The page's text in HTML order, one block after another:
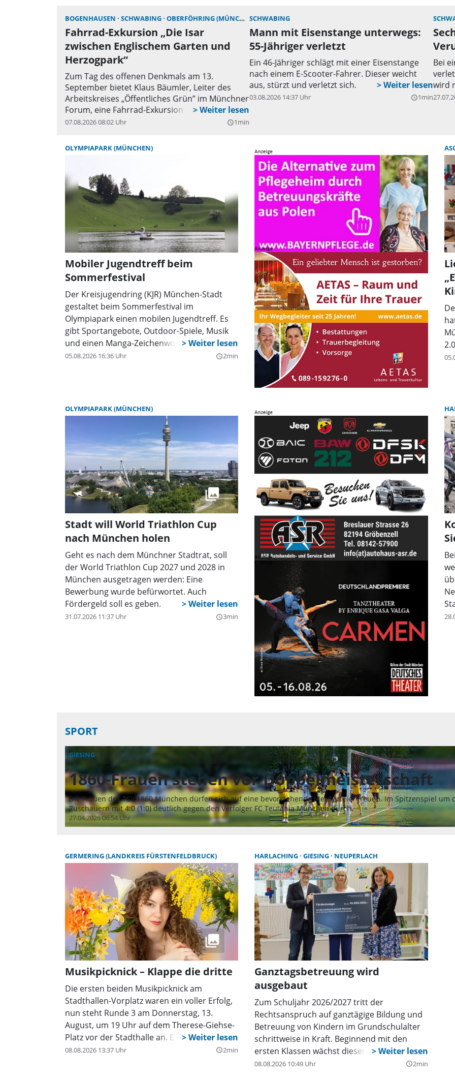
BOGENHAUSEN SCHWABING OBERFÖHRING (MÜNCHEN)
Fahrrad-Exkursion „Die Isar
zwischen Englischem Garten und
Herzogpark“
Zum Tag des offenen Denkmals am 13.
September bietet Klaus Bäumler, Leiter des
Arbeitskreises „Öffentliches Grün” im Münchner
Forum, eine Fahrrad-Exkursion an der Isar an.
07.08.2026 08:02 Uhr query_builder1min
SCHWABING
Mann mit Eisenstange unterwegs:
55-Jähriger verletzt
Ein 46-Jähriger schlägt mit einer Eisenstange
nach einem E-Scooter-Fahrer. Dieser weicht
aus, stürzt und verletzt sich.
03.08.2026 14:37 Uhr query_builder1min
Bei
wird
OLYMPIAPARK (MÜNCHEN)
Mobiler Jugendtreff beim
Sommerfestival
Der Kreisjugendring (KJR) München-Stadt
gestaltet beim Sommerfestival im
Olympiapark einen mobilen Jugendtreff. Es
gibt Sportangebote, Outdoor-Spiele, Musik
und einen Manga-Zeichenworkshop.
Außerdem informiert der KJR über seine
05.08.2026 16:36 Uhr query_builder2min
OLYMPIAPARK (MÜNCHEN)
Stadt will World Triathlon Cup
nach München holen
Geht es nach dem Münchner Stadtrat, soll
der World Triathlon Cup 2027 und 2028 in
München ausgetragen werden: Eine
Bewerbung wurde befürwortet. Auch
Fördergeld soll es geben.
31.07.2026 11:37 Uhr query_builder3min
SPORT
GIESING
1860-Frauen stehen vor Doppelmeisterschaft
Die Frauen des TSV 1860 München dürfen sich auf eine bevorstehende Meisterfeier freuen. Im Spitzenspiel
Zuschauern mit 4:0 (1:0) deutlich gegen den Verfolger FC Teutonia München durch.
27.04.2026 06:54 Uhr
GERMERING (LANDKREIS FÜRSTENFELDBRUCK)
Musikpicknick – Klappe die dritte
Die ersten beiden Musikpicknick am
Stadthallen-Vorplatz waren ein voller Erfolg,
nun steht Runde 3 am Donnerstag, 13.
August, um 19 Uhr auf dem Therese-Giehse-
Platz vor der Stadthalle an. Eintritt frei!
08.08.2026 13:37 Uhr query_builder2min
HARLACHING GIESING NEUPERLACH
Ganztagsbetreuung wird
ausgebaut
Zum Schuljahr 2026/2027 tritt der
Rechtsanspruch auf ganztägige Bildung und
Betreuung von Kindern im Grundschulalter
schrittweise in Kraft. Beginnend mit den
ersten Klassen wächst dieser bis 2029 auf.
Der Ausbau der Betreuungsangebote für
08.08.2026 10:49 Uhr query_builder2min